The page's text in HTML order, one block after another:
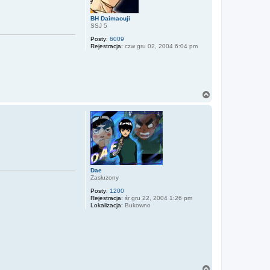
BH Daimaouji
SSJ 5
Posty: 6009
Rejestracja: czw gru 02, 2004 6:04 pm
Dae
Zasłużony
Posty: 1200
Rejestracja: śr gru 22, 2004 1:26 pm
Lokalizacja: Bukowno